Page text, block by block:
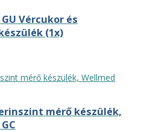
Vércukor és
(1x)
mérő készülék,